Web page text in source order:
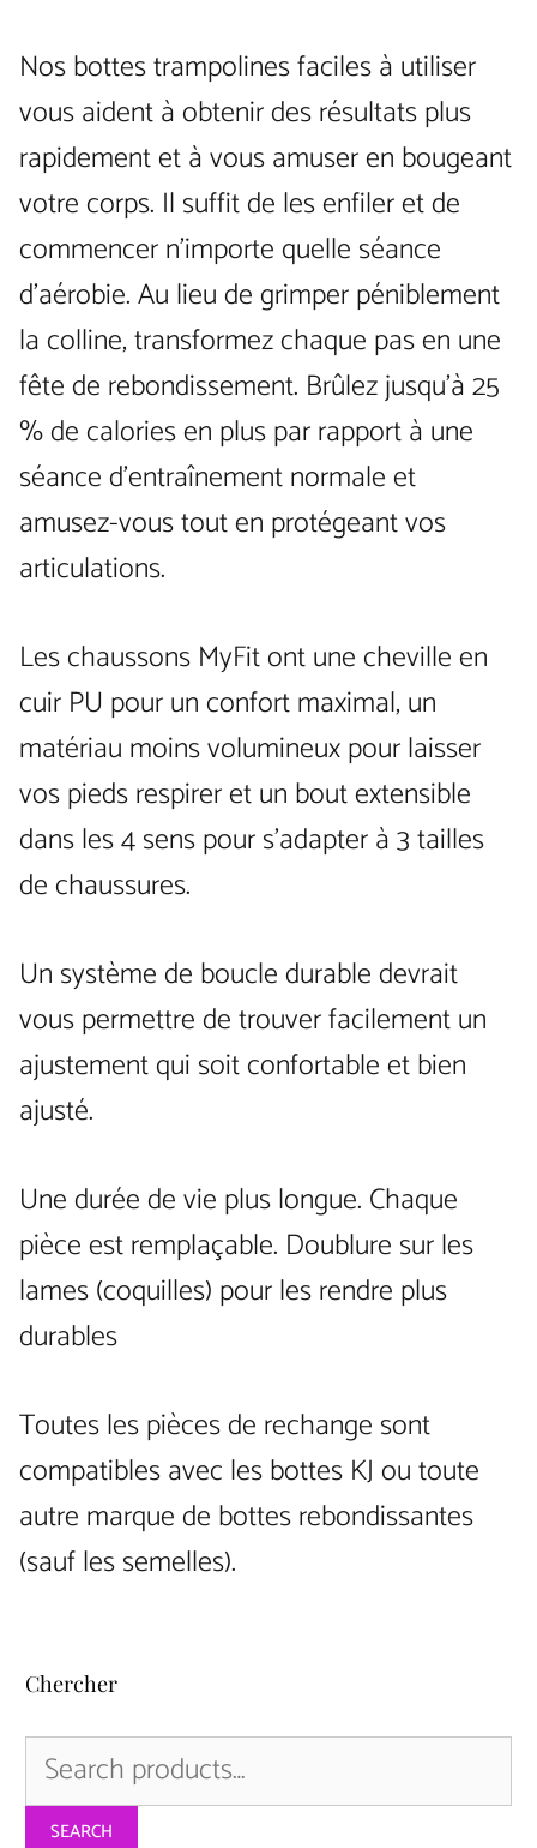
Nos bottes trampolines faciles à utiliser
vous aident à obtenir des résultats plus
rapidement et à vous amuser en bougeant
votre corps. Il suffit de les enfiler et de
commencer n’importe quelle séance
d’aérobie. Au lieu de grimper péniblement
la colline, transformez chaque pas en une
fête de rebondissement. Brûlez jusqu’à 25
% de calories en plus par rapport à une
séance d’entraînement normale et
amusez-vous tout en protégeant vos
articulations.
Les chaussons MyFit ont une cheville en
cuir PU pour un confort maximal, un
matériau moins volumineux pour laisser
vos pieds respirer et un bout extensible
dans les 4 sens pour s’adapter à 3 tailles
de chaussures.
Un système de boucle durable devrait
vous permettre de trouver facilement un
ajustement qui soit confortable et bien
ajusté.
Une durée de vie plus longue. Chaque
pièce est remplaçable. Doublure sur les
lames (coquilles) pour les rendre plus
durables
Toutes les pièces de rechange sont
compatibles avec les bottes KJ ou toute
autre marque de bottes rebondissantes
(sauf les semelles).
Chercher
Search
for:
SEARCH